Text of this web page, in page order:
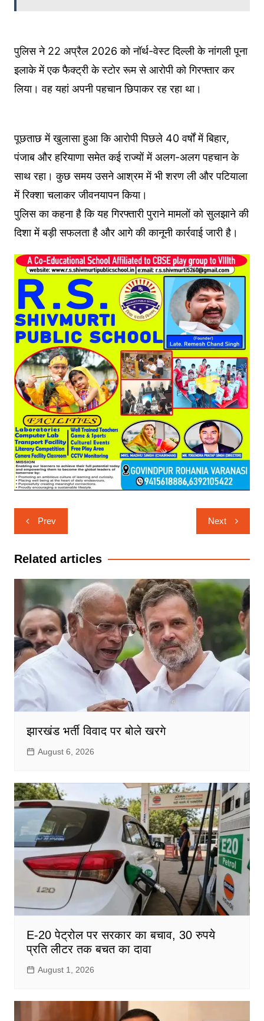
पुलिस ने 22 अप्रैल 2026 को नॉर्थ-वेस्ट दिल्ली के नांगली पूना
इलाके में एक फैक्ट्री के स्टोर रूम से आरोपी को गिरफ्तार कर
लिया। वह यहां अपनी पहचान छिपाकर रह रहा था।
पूछताछ में खुलासा हुआ कि आरोपी पिछले 40 वर्षों में बिहार,
पंजाब और हरियाणा समेत कई राज्यों में अलग-अलग पहचान के
साथ रहा। कुछ समय उसने आश्रम में भी शरण ली और पटियाला
में रिक्शा चलाकर जीवनयापन किया।
पुलिस का कहना है कि यह गिरफ्तारी पुराने मामलों को सुलझाने की
दिशा में बड़ी सफलता है और आगे की कानूनी कार्रवाई जारी है।
Post
navigation
Prev Next
Related articles
झारखंड भर्ती विवाद पर बोले खरगे
August 6, 2026
E-20 पेट्रोल पर सरकार का बचाव, 30 रुपये
प्रति लीटर तक बचत का दावा
August 1, 2026